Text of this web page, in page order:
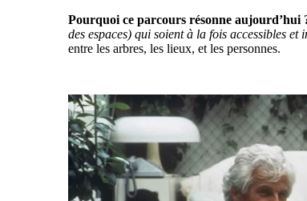
Pourquoi ce parcours résonne aujourd’hui
des espaces) qui soient à la fois accessibles et
entre les arbres, les lieux, et les personnes.